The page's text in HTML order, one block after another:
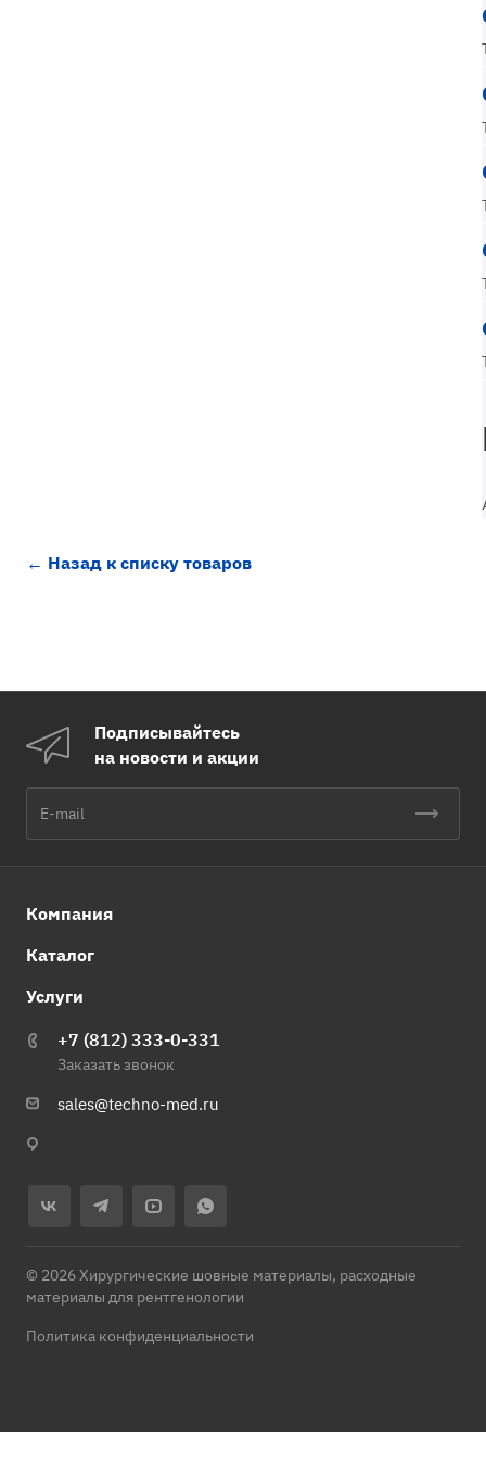
← Назад к списку товаров
Подписывайтесь
на новости и акции
Компания
Каталог
Услуги
+7 (812) 333-0-331
Заказать звонок
sales@techno-med.ru
© 2026 Хирургические шовные материалы, расходные
материалы для рентгенологии
Политика конфиденциальности